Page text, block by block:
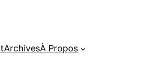
ArchivesÀ Propos